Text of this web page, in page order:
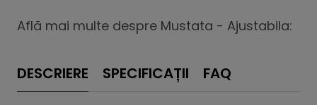
Află mai multe despre Mustata - Ajustabila:
DESCRIERE SPECIFICAȚII FAQ